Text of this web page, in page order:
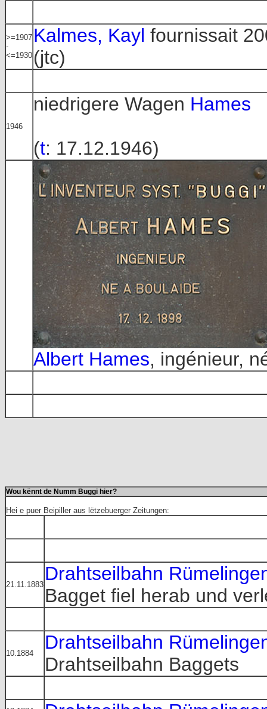
>=1907
-
<=1930
Kalmes, Kayl fournissait
(jtc)
1946
niedrigere Wagen Hames
(t: 17.12.1946)
Albert Hames, ingénieur,
Wou kënnt de Numm Buggi hier?
Hei e puer Beipiller aus lëtzebuerger Zeitungen:
21.11.1883
Drahtseilbahn
Bagget fiel herab und
10.1884
Drahtseilbahn
Drahtseilbahn Baggets